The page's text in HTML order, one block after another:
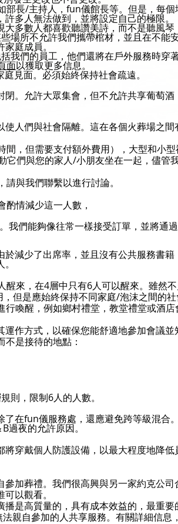
長/主持人，fun儀館長等。但是，每
多人無法做到，並將設定自己的極限。
多數人都喜歡聽讚美詩，而不是聽風琴
場所不允許我們攜帶棺材，並且在不能
庭成員。
們的員工，他們還將在戶外服務時穿著
面以獲取更多信息。
見面。必須始終保持社會疏遠。
。 允許大眾集會，但不允許共享葡萄
人們與社會隔離。這在各個火葬場之
，但需要支付額外費用），大型和小
們與您的家人/小朋友坐在一起，儘管
與我們聯繫以進行討論。
情減少這一人數，
們能夠像往常一樣接受訂單，並將通
減少了出席率，並且沒有公共服務書
來，在4層中只有6人可以醒來。雖然
但是應始終保持不同家庭/泡沫之間的
喚醒，例如鄉村禮堂，教堂禮堂或酒
作方式，以確保您能舒適地參加會議並
是接待的地點：
則，限制6人的人數。
在fun儀服務處，還應避免跨等級混合
夜的允許原因。
穿戴個人防護設備，以最大程度地降
加葬禮。我們很高興與另一家約克公
以觀看。
是高質量的，具有成本效益的，最重
親自參加的人共享服務。有關詳細信息